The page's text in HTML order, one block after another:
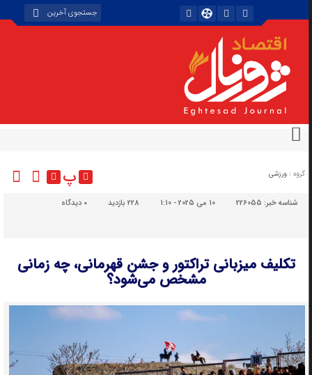
گروه : ورزشی پ
شناسه خبر:226055 10 می 2025 - 1:10 228 بازدید دیدگاه
تکلیف میزبانی تراکتور و جشن قهرمانی، چه زمانی
مشخص می‌شود؟